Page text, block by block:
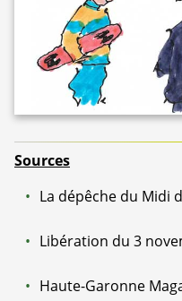
Sources
La dépêche du Midi
Libération du 3
Haute-Garonne